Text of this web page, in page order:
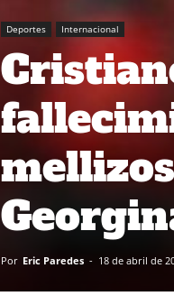
Deportes Internacional
Por Eric Paredes - 18 de abril de